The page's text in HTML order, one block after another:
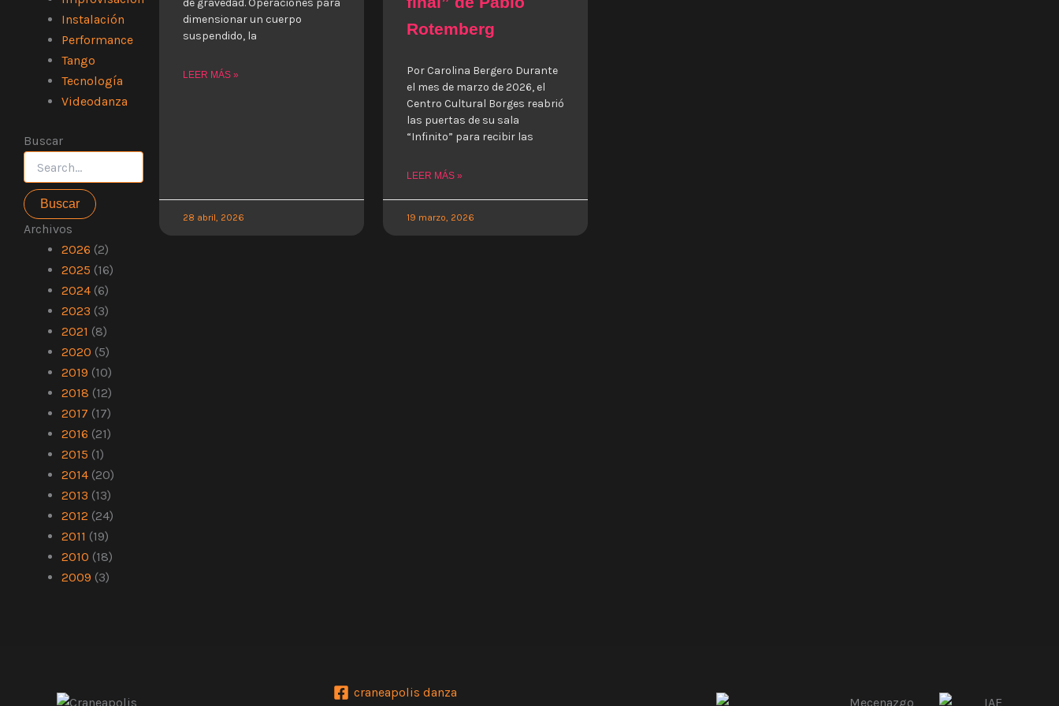
Instalación
Performance
Tango
Tecnología
Videodanza
Buscar
Buscar
por:
Archivos
2026 (2)
2025 (16)
2024 (6)
2023 (3)
2021 (8)
2020 (5)
2019 (10)
2018 (12)
2017 (17)
2016 (21)
2015 (1)
2014 (20)
2013 (13)
2012 (24)
2011 (19)
2010 (18)
2009 (3)
de gravedad. Operaciones para
dimensionar un cuerpo
suspendido, la
LEER MÁS »
28 abril, 2026
Rotemberg
Por Carolina Bergero Durante
el mes de marzo de 2026, el
Centro Cultural Borges reabrió
las puertas de su sala
“Infinito” para recibir las
LEER MÁS »
19 marzo, 2026
craneapolis danza